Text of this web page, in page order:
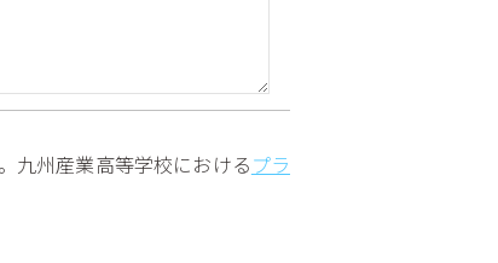
九州産業高等学校における プラ